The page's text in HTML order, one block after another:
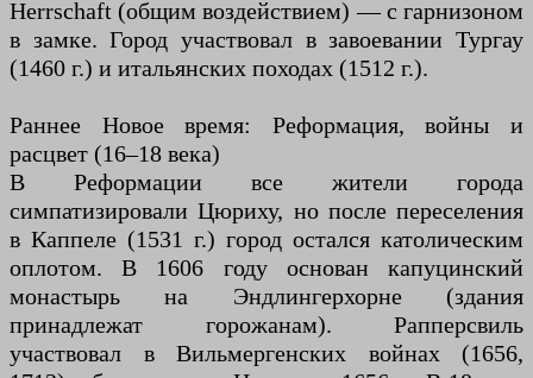
Herrschaft (общим воздействием) — с гарнизоном
в замке. Город участвовал в завоевании Тургау
(1460 г.) и итальянских походах (1512 г.).
Раннее Новое время: Реформация, войны и
расцвет (16–18 века)
В Реформации все жители города
симпатизировали Цюриху, но после переселения
в Каппеле (1531 г.) город остался католическим
оплотом. В 1606 году основан капуцинский
монастырь на Эндлингерхорне (здания
принадлежат горожанам). Рапперсвиль
участвовал в Вильмергенских войнах (1656,